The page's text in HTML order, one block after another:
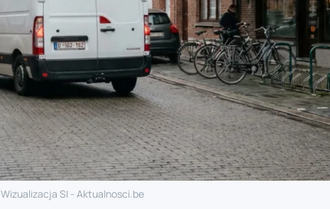
Wizualizacja SI - Aktualnosci.be